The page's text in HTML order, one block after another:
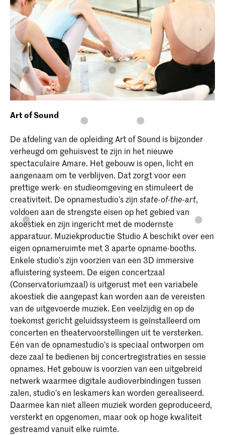
Art of Sound
De afdeling van de opleiding Art of Sound is bijzonder
verheugd om gehuisvest te zijn in het nieuwe
spectaculaire Amare. Het gebouw is open, licht en
aangenaam om te verblijven. Dat zorgt voor een
prettige werk- en studieomgeving en stimuleert de
creativiteit. De opnamestudio’s zijn state-of-the-art,
voldoen aan de strengste eisen op het gebied van
akoestiek en zijn ingericht met de modernste
apparatuur. Muziekproductie Studio A beschikt over een
eigen opnameruimte met 3 aparte opname-booths.
Enkele studio’s zijn voorzien van een 3D immersive
afluistering systeem. De eigen concertzaal
(Conservatoriumzaal) is uitgerust met een variabele
akoestiek die aangepast kan worden aan de vereisten
van de uitgevoerde muziek. Een veelzijdig en op de
toekomst gericht geluidssysteem is geïnstalleerd om
concerten en theatervoorstellingen uit te versterken.
Eén van de opnamestudio’s is speciaal ontworpen om
deze zaal te bedienen bij concertregistraties en sessie
opnames. Het gebouw is voorzien van een uitgebreid
netwerk waarmee digitale audioverbindingen tussen
zalen, studio’s en leskamers kan worden gerealiseerd.
Daarmee kan niet alleen muziek worden geproduceerd,
versterkt en opgenomen, maar ook op hoge kwaliteit
gestreamd vanuit elke ruimte.